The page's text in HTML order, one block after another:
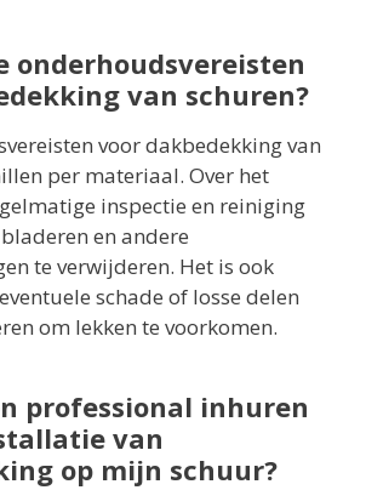
onderhoudsvereisten
van schuren?
voor dakbedekking van
per materiaal. Over het
inspectie en reiniging
en andere
te verwijderen. Het is ook
schade of losse delen
om lekken te voorkomen.
professional inhuren
van
op mijn schuur?